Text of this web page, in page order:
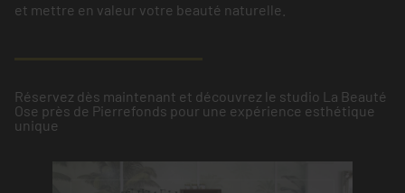
et mettre en valeur votre beauté naturelle.
Réservez dès maintenant et découvrez le studio La Beauté
Ose près de Pierrefonds pour une expérience esthétique
unique